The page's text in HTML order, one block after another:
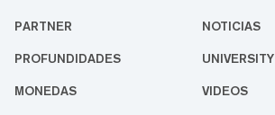
PARTNER NOTICIAS
PROFUNDIDADES UNIVERSITY
MONEDAS VIDEOS